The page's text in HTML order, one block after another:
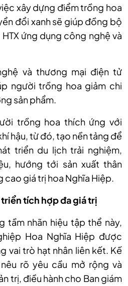
xây dựng điểm trồng hoa
đổi xanh sẽ giúp đồng bộ
ứng dụng công nghệ và
ệ và thương mại điện tử
người trồng hoa giảm chi
sản phẩm.
ời trồng hoa thích ứng với
í hậu, từ đó, tạo nền tảng để
triển du lịch trải nghiệm,
hướng tới sản xuất thân
cao giá trị hoa Nghĩa Hiệp.
ển tích hợp đa giá trị
tầm nhãn hiệu tập thể này,
ệp Hoa Nghĩa Hiệp được
vai trò hạt nhân liên kết. Kế
rõ yêu cầu mở rộng và
trị, điều hành cho Ban giám